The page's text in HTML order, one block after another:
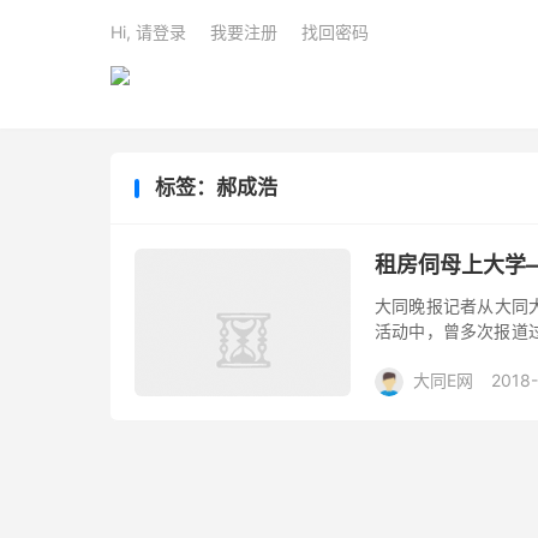
Hi, 请登录 我要注册 找回密码
标签：郝成浩
租房伺母上大学
大同晚报记者从大同
活动中，曾多次报道
大同E网